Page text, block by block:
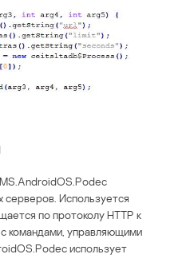
Используется
по протоколу HTTP к
командами, управляющими
использует